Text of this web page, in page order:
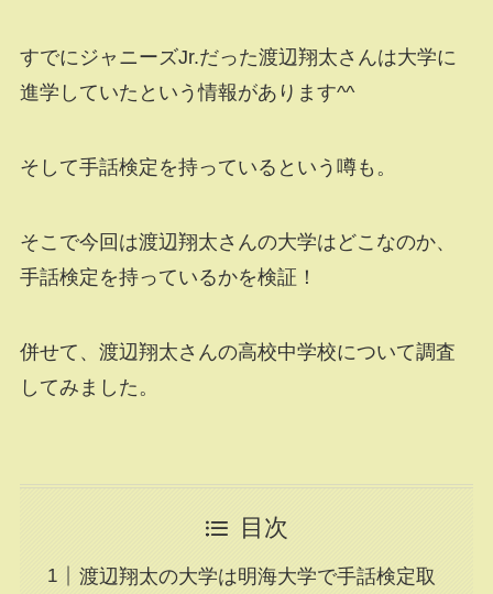
すでにジャニーズJr.だった渡辺翔太さんは大学に
進学していたという情報があります^^
そして手話検定を持っているという噂も。
そこで今回は渡辺翔太さんの大学はどこなのか、
手話検定を持っているかを検証！
併せて、渡辺翔太さんの高校中学校について調査
してみました。
目次
渡辺翔太の大学は明海大学で手話検定取